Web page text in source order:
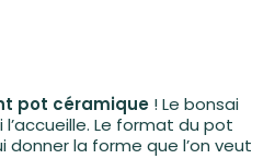
pot céramique ! Le bonsai
Le format du pot
donner la forme que l’on veut